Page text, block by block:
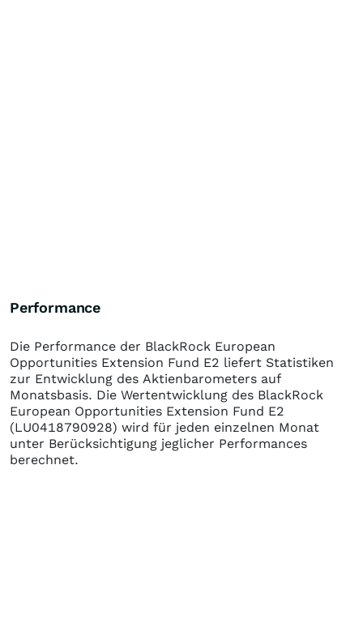
Performance
Die Performance der BlackRock European
Opportunities Extension Fund E2 liefert Statistiken
zur Entwicklung des Aktienbarometers auf
Monatsbasis. Die Wertentwicklung des BlackRock
European Opportunities Extension Fund E2
(LU0418790928) wird für jeden einzelnen Monat
unter Berücksichtigung jeglicher Performances
berechnet.